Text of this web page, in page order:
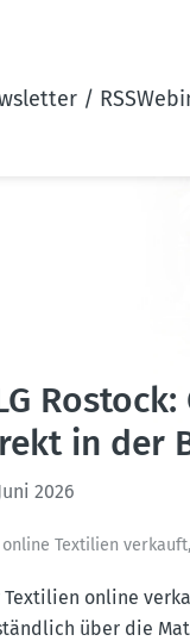
/ RSS
in der
2026
online Textilien
Textilien online
über die